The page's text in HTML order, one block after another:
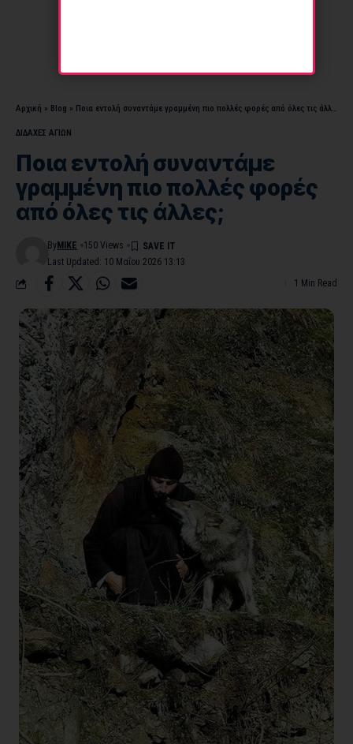
Αρχική » Blog » Ποια εντολή συναντάμε γραμμένη πιο πολλές φορές από όλες τις άλλες;
ΔΙΔΑΧΕΣ ΑΓΙΩΝ
Ποια εντολή συναντάμε
γραμμένη πιο πολλές φορές
από όλες τις άλλες;
Last Updated: 10 Μαΐου 2026 13:13
By MIKE 150 Views
1 Min Read